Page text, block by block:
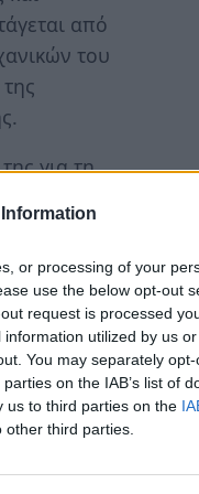
or processing of your
use the below opt-out
request is processed
utilized by us
You may separately
on the IAB’s list of
us to third parties on the
third parties.
από
του
για τη
για την
του
προκειμένου
λέει η
σχολείο
δημιούργησε